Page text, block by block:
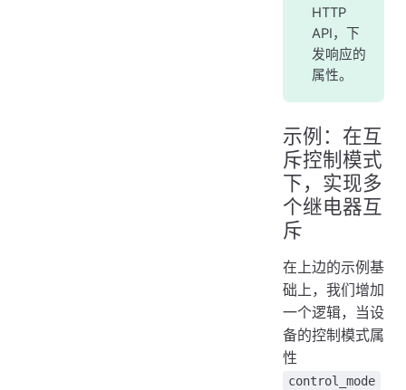
HTTP
API，下
发响应的
属性。
示例：在互
斥控制模式
下，实现多
个继电器互
斥
在上边的示例基
础上，我们增加
一个逻辑，当设
备的控制模式属
性
control_mode